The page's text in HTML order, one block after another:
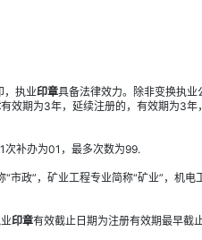
，执业印章具备法律效力。除非变换执
有效期为3年，延续注册的，有效期为3年
补办为01，最多次数为99.
市政”，矿业工程专业简称“矿业”，机电
印章有效截止日期为注册有效期最早截